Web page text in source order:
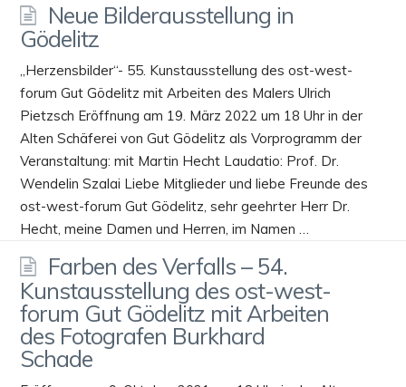
Neue Bilderausstellung in
Gödelitz
„Herzensbilder“- 55. Kunstausstellung des ost-west-
forum Gut Gödelitz mit Arbeiten des Malers Ulrich
Pietzsch Eröffnung am 19. März 2022 um 18 Uhr in der
Alten Schäferei von Gut Gödelitz als Vorprogramm der
Veranstaltung: mit Martin Hecht Laudatio: Prof. Dr.
Wendelin Szalai Liebe Mitglieder und liebe Freunde des
ost-west-forum Gut Gödelitz, sehr geehrter Herr Dr.
Hecht, meine Damen und Herren, im Namen …
Farben des Verfalls – 54.
Kunstausstellung des ost-west-
forum Gut Gödelitz mit Arbeiten
des Fotografen Burkhard
Schade